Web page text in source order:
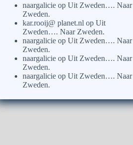
naargalicie opUit Zweden…. Naar
Zweden.
kar.rooij@ planet.nl opUit
Zweden…. Naar Zweden.
naargalicie opUit Zweden…. Naar
Zweden.
naargalicie opUit Zweden…. Naar
Zweden.
naargalicie opUit Zweden…. Naar
Zweden.